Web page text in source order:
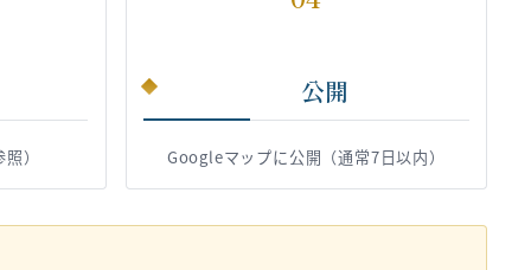
）
公開
Googleマップに公開（通常7日以内）